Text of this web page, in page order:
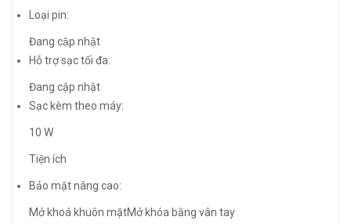
Loại pin:
Đang cập nhật
Hỗ trợ sạc tối đa:
Đang cập nhật
Sạc kèm theo máy:
10 W
Tiện ích
Bảo mật nâng cao:
Mở khoá khuôn mặtMở khóa bằng vân tay